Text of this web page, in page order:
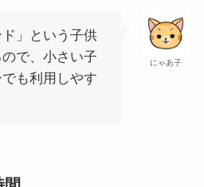
にゃあ子
ド」という子供
で、小さい子
も利用しやす